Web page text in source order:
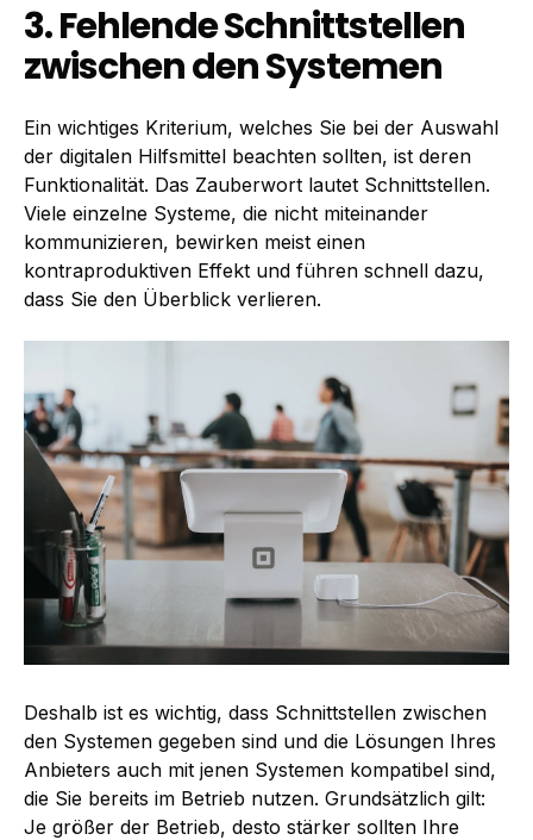
3. Fehlende Schnittstellen
zwischen den Systemen
Ein wichtiges Kriterium, welches Sie bei der Auswahl
der digitalen Hilfsmittel beachten sollten, ist deren
Funktionalität. Das Zauberwort lautet Schnittstellen.
Viele einzelne Systeme, die nicht miteinander
kommunizieren, bewirken meist einen
kontraproduktiven Effekt und führen schnell dazu,
dass Sie den Überblick verlieren.
Deshalb ist es wichtig, dass Schnittstellen zwischen
den Systemen gegeben sind und die Lösungen Ihres
Anbieters auch mit jenen Systemen kompatibel sind,
die Sie bereits im Betrieb nutzen. Grundsätzlich gilt:
Je größer der Betrieb, desto stärker sollten Ihre